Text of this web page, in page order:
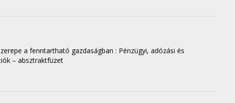
a fenntartható gazdaságban : Pénzügyi, adózási és
– absztraktfüzet